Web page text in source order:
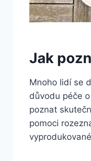
Jak
Mnoho ‍lidí se
důvodu péče⁣
poznat‌
pomoci